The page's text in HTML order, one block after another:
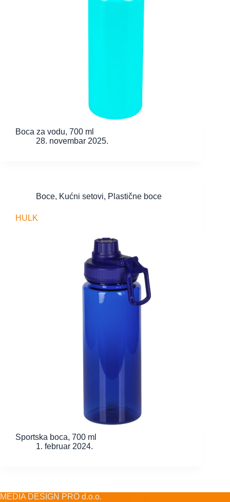
Boca za vodu, 700 ml
28. novembar 2025.
Boce, Kućni setovi, Plastične boce
HULK
Sportska boca, 700 ml
1. februar 2024.
MEDIA DESIGN PRO d.o.o.